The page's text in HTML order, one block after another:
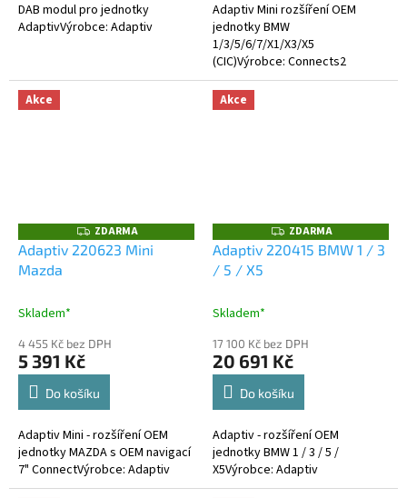
DAB modul pro jednotky
AdaptivVýrobce: Adaptiv
Adaptiv Mini rozšíření OEM
jednotky BMW
1/3/5/6/7/X1/X3/X5
(CIC)Výrobce: Connects2
Akce
Z
D
A
ZDARMA
Adaptiv 220623 Mini
Mazda
Skladem*
4 455 Kč bez DPH
5 391 Kč
Do košíku
Adaptiv Mini - rozšíření OEM
jednotky MAZDA s OEM navigací
7" ConnectVýrobce: Adaptiv
Akce
Z
D
A
ZDARMA
Adaptiv 220415 BMW 1 / 3
/ 5 / X5
Skladem*
17 100 Kč bez DPH
20 691 Kč
Do košíku
Adaptiv - rozšíření OEM
jednotky BMW 1 / 3 / 5 /
X5Výrobce: Adaptiv